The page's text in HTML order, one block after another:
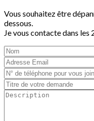
Vous souhaitez être
dessous.
Je vous contacte dans les